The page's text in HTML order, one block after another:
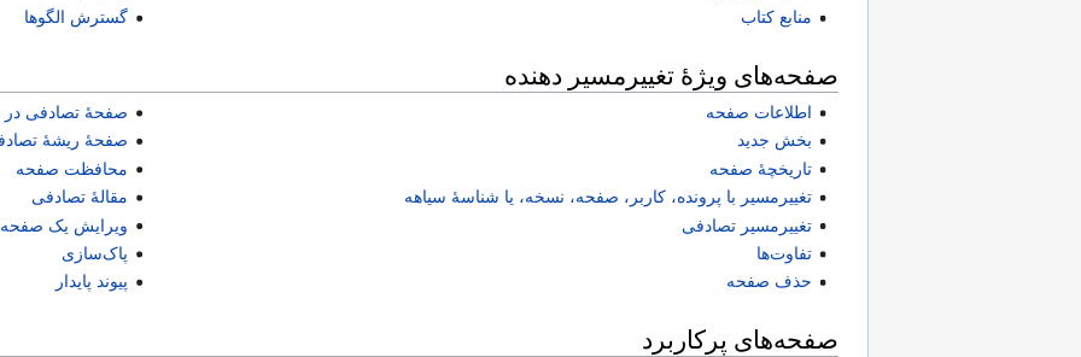
منابع کتاب
گسترش الگوها
صفحه‌های ویژهٔ تغییرمسیر دهنده
اطلاعات صفحه
بخش جدید
تاریخچهٔ صفحه
تغییرمسیر با پرونده، کاربر، صفحه، نسخه، یا شناسهٔ سیاهه
تغییرمسیر تصادفی
تفاوت‌ها
حذف صفحه
صفحهٔ تصادفی در
صفحهٔ ریشهٔ
محافظت صفحه
مقالهٔ تصادفی
ویرایش یک صفحه
پاک‌سازی
پیوند پایدار
صفحه‌های پرکاربرد